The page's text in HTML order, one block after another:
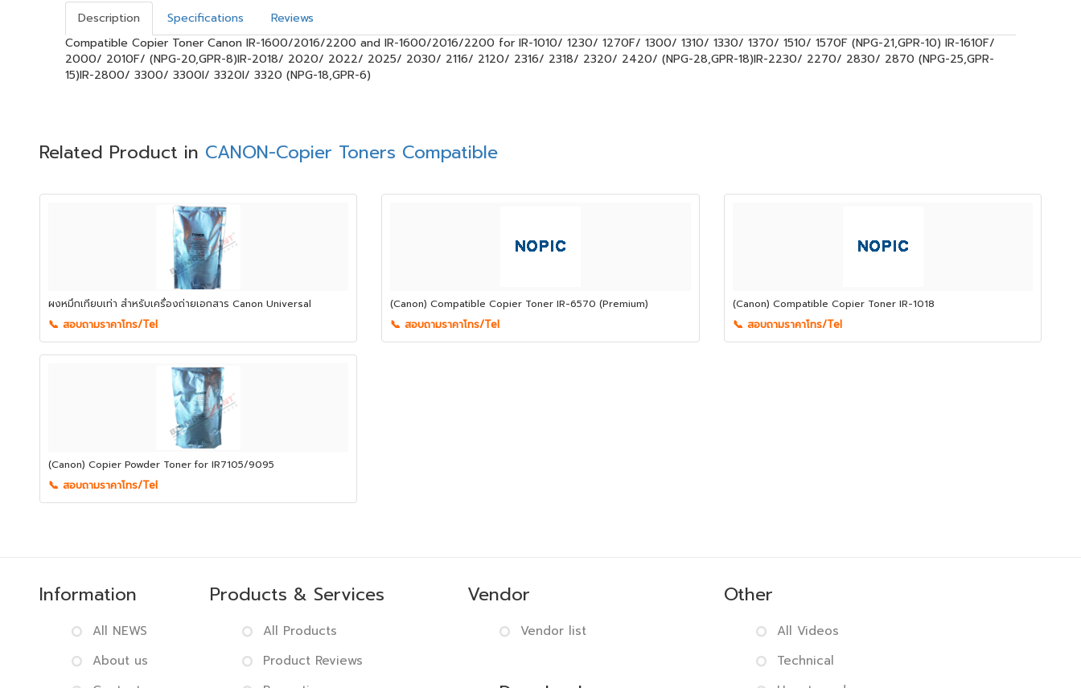
Description Specifications
Reviews
Compatible Copier Toner Canon IR-1600/2016/2200 and IR-1600/2016/2200 for IR-1010/ 1230/ 1270F/ 1300/ 1310/ 1330/ 1370/ 1510/ 1570F (NPG-21,GPR-10) IR-1610F/
2000/ 2010F/ (NPG-20,GPR-8)IR-2018/ 2020/ 2022/ 2025/ 2030/ 2116/ 2120/ 2316/ 2318/ 2320/ 2420/ (NPG-28,GPR-18)IR-2230/ 2270/ 2830/ 2870 (NPG-25,GPR-
15)IR-2800/ 3300/ 3300I/ 3320I/ 3320 (NPG-18,GPR-6)
Related Product in CANON-Copier Toners Compatible
ผงหมึกเทียบเท่า สำหรับเครื่องถ่ายเอกสาร Canon Universal
📞 สอบถามราคาโทร/Tel
(Canon) Compatible Copier Toner IR-6570 (Premium)
📞 สอบถามราคาโทร/Tel
(Canon) Compatible Copier Toner IR-1018
📞 สอบถามราคาโทร/Tel
(Canon) Copier Powder Toner for IR7105/9095
📞 สอบถามราคาโทร/Tel
Information
All NEWS
About us
Products & Services
All Products
Product Reviews
Vendor
Vendor list
Other
All Videos
Technical